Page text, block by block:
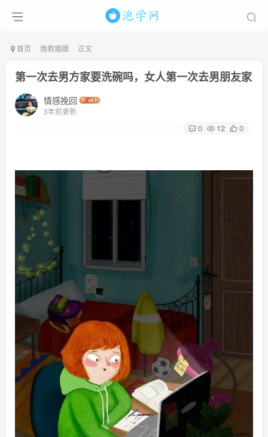
首页 挽救婚姻 正文
第一次去男方家要洗碗吗，女人第一次去男朋友家
情感挽回
3年前更新
0 12 0